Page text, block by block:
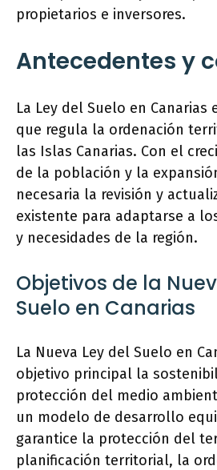
propietarios e inversores.
Antecedentes y
La Ley del Suelo en Canarias
que regula la ordenación
las Islas Canarias. Con el
de la población y la
necesaria la revisión y
existente para adaptarse a
y necesidades de la región.
Objetivos de la
Suelo en Canarias
La Nueva Ley del Suelo en
objetivo principal la
protección del medio
un modelo de desarrollo
garantice la protección del
planificación territorial, la